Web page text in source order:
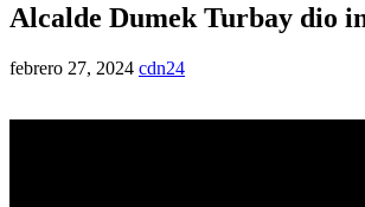
Alcalde Dumek Turbay dio
febrero 27, 2024 cdn24